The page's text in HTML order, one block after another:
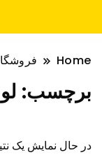
Home
برچسب:
در حال نمایش یک